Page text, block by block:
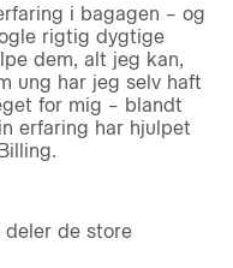
i bagagen – og
rigtig dygtige
dem, alt jeg kan,
ung har jeg selv haft
for mig – blandt
erfaring har hjulpet
de store